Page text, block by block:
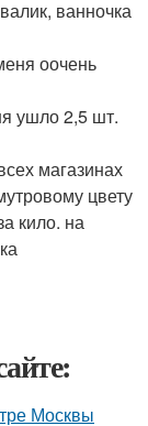
ванночка
оочень
ушло 2,5 шт.
магазинах
цвету
кило. на
Москвы